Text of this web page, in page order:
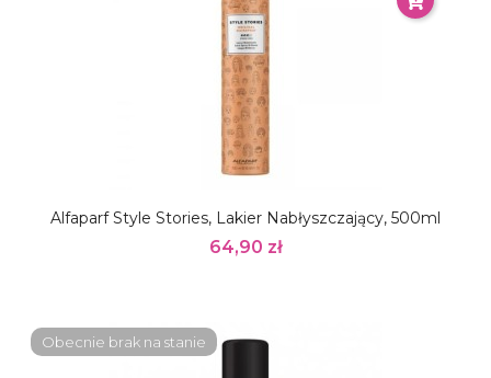
Alfaparf Style Stories, Lakier Nabłyszczający, 500ml
64,90 zł
Obecnie brak na stanie